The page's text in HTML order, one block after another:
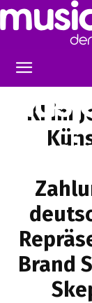
KI im
Brand